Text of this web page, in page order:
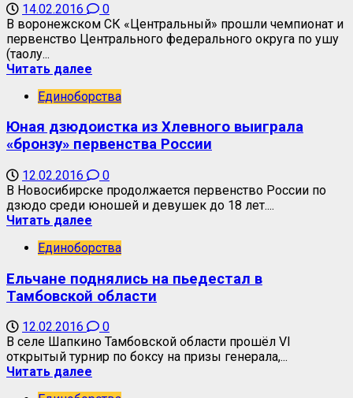
14.02.2016
0
В воронежском СК «Центральный» прошли чемпионат и
первенство Центрального федерального округа по ушу
(таолу...
Читать далее
Единоборства
Юная дзюдоистка из Хлевного выиграла
«бронзу» первенства России
12.02.2016
0
В Новосибирске продолжается первенство России по
дзюдо среди юношей и девушек до 18 лет....
Читать далее
Единоборства
Ельчане поднялись на пьедестал в
Тамбовской области
12.02.2016
0
В селе Шапкино Тамбовской области прошёл VI
открытый турнир по боксу на призы генерала,...
Читать далее